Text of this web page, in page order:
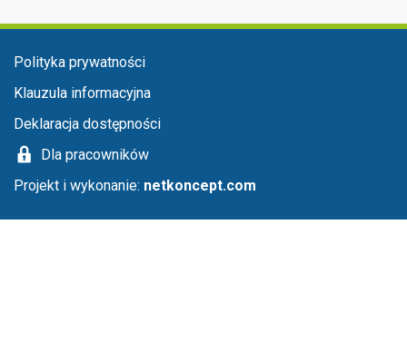
Menu stopka
Polityka prywatności
Klauzula informacyjna
Deklaracja dostępności
Dla pracowników
Projekt i wykonanie: netkoncept.com